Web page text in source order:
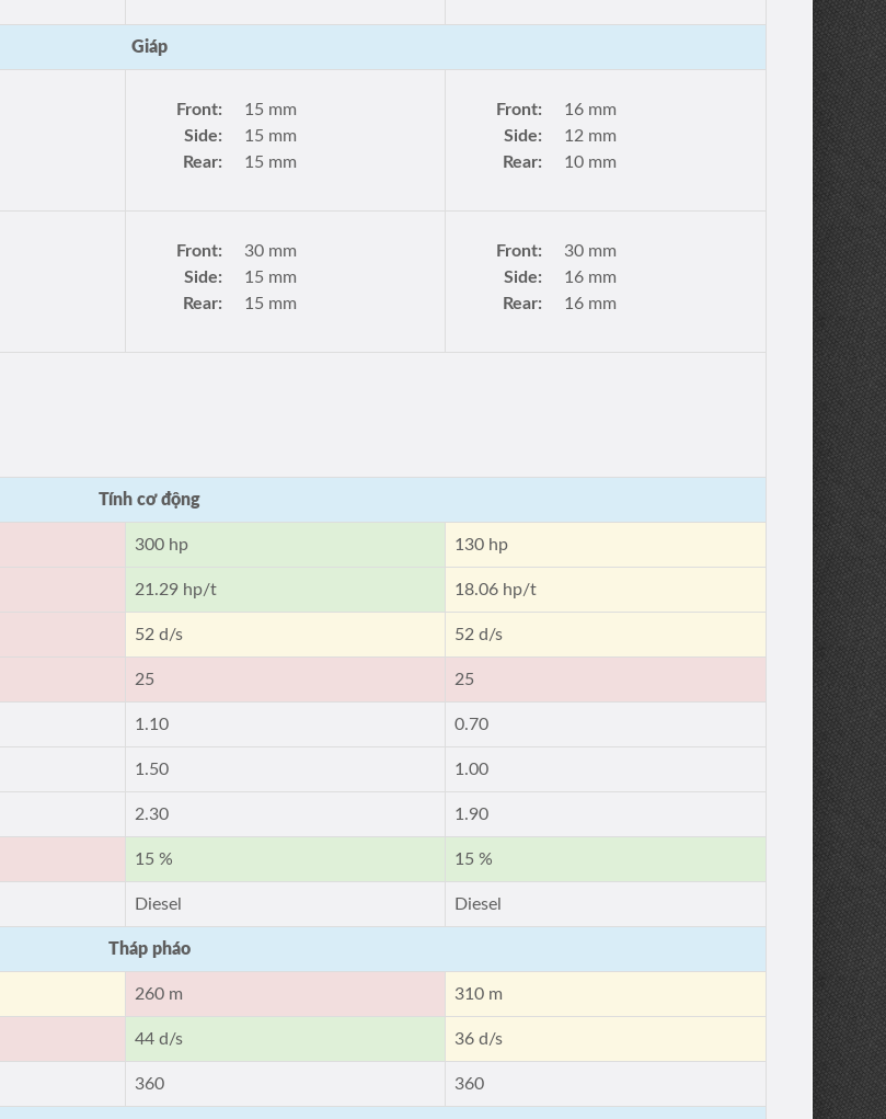
Giáp
Front:
15 mm
Side:
15 mm
Rear:
15 mm
Front:
16 mm
Side:
12 mm
Rear:
10 mm
Front:
30 mm
Side:
15 mm
Rear:
15 mm
Front:
30 mm
Side:
16 mm
Rear:
16 mm
Tính cơ động
300 hp 130 hp
21.29 hp/t 18.06 hp/t
52 d/s 52 d/s
25 25
1.10 0.70
1.50 1.00
2.30 1.90
15 % 15 %
Diesel Diesel
Tháp pháo
260 m 310 m
44 d/s 36 d/s
360 360